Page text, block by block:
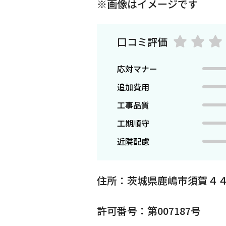
※画像はイメージです
口コミ評価
応対マナー
追加費用
工事品質
工期順守
近隣配慮
住所：茨城県鹿嶋市須賀４
許可番号：第007187号